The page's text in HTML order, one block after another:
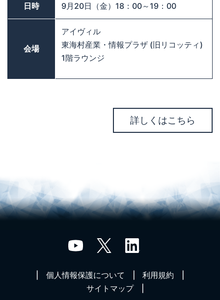
日時 9月20日（金）18：00～19：00
会場
アイヴィル
東海村産業・情報プラザ (旧リコッティ)
1階ラウンジ
詳しくはこちら
個人情報保護について
利用規約
サイトマップ